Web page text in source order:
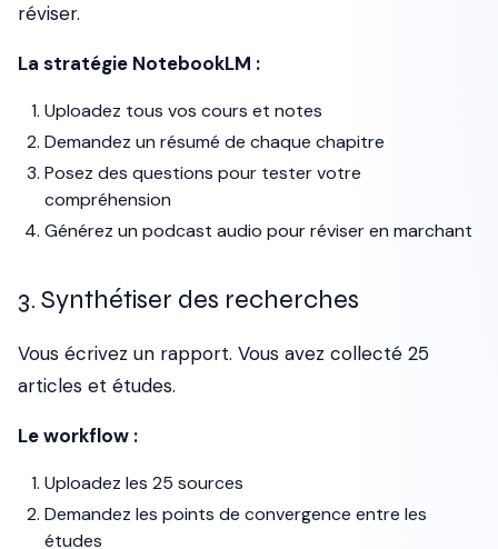
réviser.
La stratégie NotebookLM :
Uploadez tous vos cours et notes
Demandez un résumé de chaque chapitre
Posez des questions pour tester votre
compréhension
Générez un podcast audio pour réviser en marchant
3. Synthétiser des recherches
Vous écrivez un rapport. Vous avez collecté 25
articles et études.
Le workflow :
Uploadez les 25 sources
Demandez les points de convergence entre les
études